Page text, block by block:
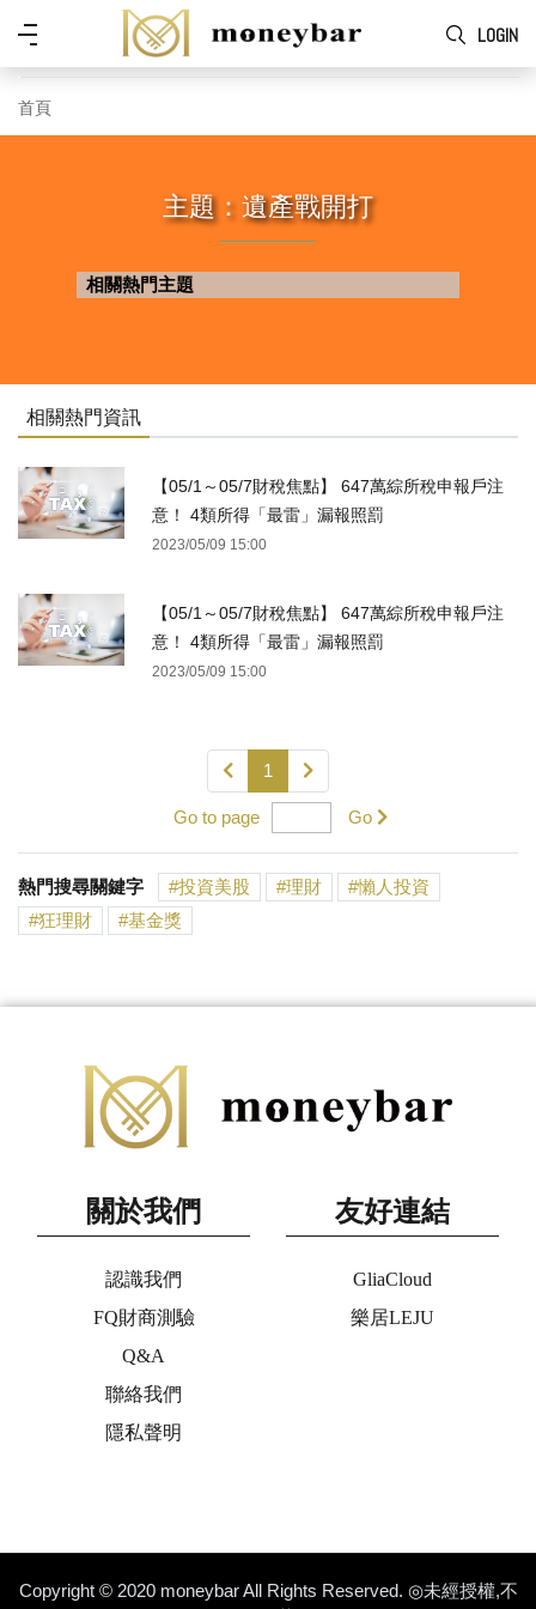
Skip to main content
LOGIN
功
首頁
主題：遺產戰開打
相關熱門主題
相關熱門資訊
【05/1～05/7財稅焦點】 647萬綜所稅申報戶注
意！ 4類所得「最雷」漏報照罰
2023/05/09 15:00
【05/1～05/7財稅焦點】 647萬綜所稅申報戶注
意！ 4類所得「最雷」漏報照罰
2023/05/09 15:00
1
Go to page Go
熱門搜尋關鍵字 投資美股 理財
懶人投資
狂理財
基金獎
關於我們
認識我們
FQ財商測驗
Q&A
聯絡我們
隱私聲明
友好連結
GliaCloud
樂居LEJU
Copyright © 2020 moneybar All Rights Reserved. ◎未經授權,不